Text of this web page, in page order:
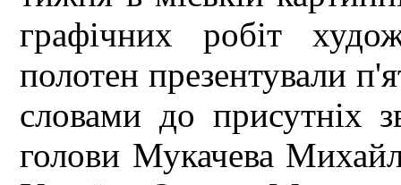
графічних робіт
полотен презентували
словами до присутніх
голови Мукачева